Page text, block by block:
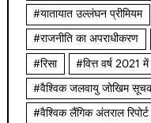
#यातायात उल्लंघन प्रीमियम
#राजनीति का अपराधीकरण
#रिसा #वित्त वर्ष 2021
#वैश्विक जलवायु जोखिम
#वैश्विक लैंगिक अंतराल रिपोर्ट